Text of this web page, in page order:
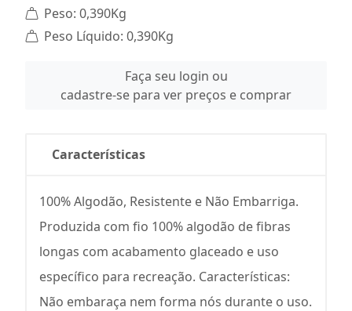
Peso: 0,390Kg
Peso Líquido: 0,390Kg
Faça seu login ou
cadastre-se para ver preços e comprar
Características
100% Algodão, Resistente e Não Embarriga.
Produzida com fio 100% algodão de fibras
longas com acabamento glaceado e uso
específico para recreação. Características:
Não embaraça nem forma nós durante o uso.